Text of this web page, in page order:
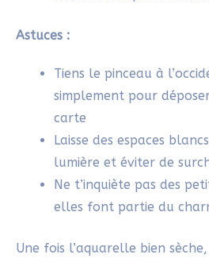
carte de Noël de
Nicolas
L’image est prête, la découpe
reste plus qu’à compléter ta
Saint-Nicolasavec un
etegami, le texte est aussi
personnelle à ta création.